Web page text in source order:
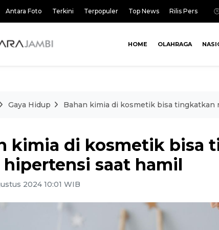
Antara Foto Terkini Terpopuler Top News Rilis Pers
HOME OLAHRAGA
Gaya Hidup Bahan kimia di kosmetik bisa tingkatkan
kimia di kosmetik bisa
saat hamil
2024 10:01 WIB